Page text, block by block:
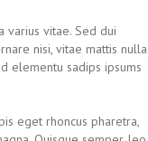
varius vitae. Sed dui
nisi, vitae mattis nulla
elementu sadips ipsums
eget rhoncus pharetra,